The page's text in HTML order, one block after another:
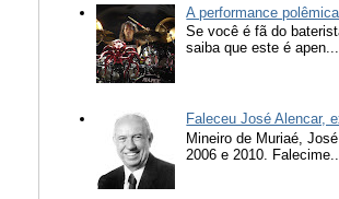
A performance
Se você é fã do
saiba que este é apen...
Faleceu José Alencar,
Mineiro de Muriaé,
2006 e 2010. Falecime...